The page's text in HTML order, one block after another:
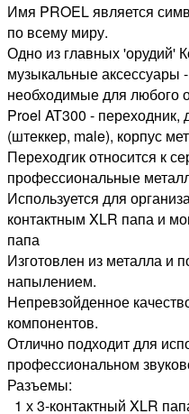
Имя PROEL является
по всему миру.
Одно из главных 'орудий'
музыкальные аксессуары
необходимые для любого
Proel AT300 -
(штеккер, male), корпус
Переходгик относится к
профессиональные
Используется для
контактным XLR папа и
папа
Изготовлен из металла и
напылением.
Непревзойденное
компонентов.
Отлично подходит для
профессиональном
Разъемы:
1 х 3-контактный XLR